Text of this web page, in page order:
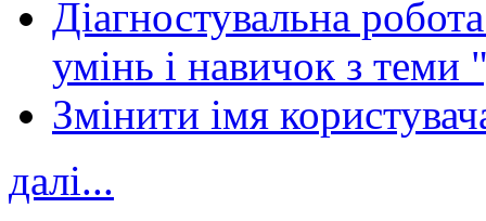
Діагностувальна
умінь і навичок з теми
Змінити імя
далі...